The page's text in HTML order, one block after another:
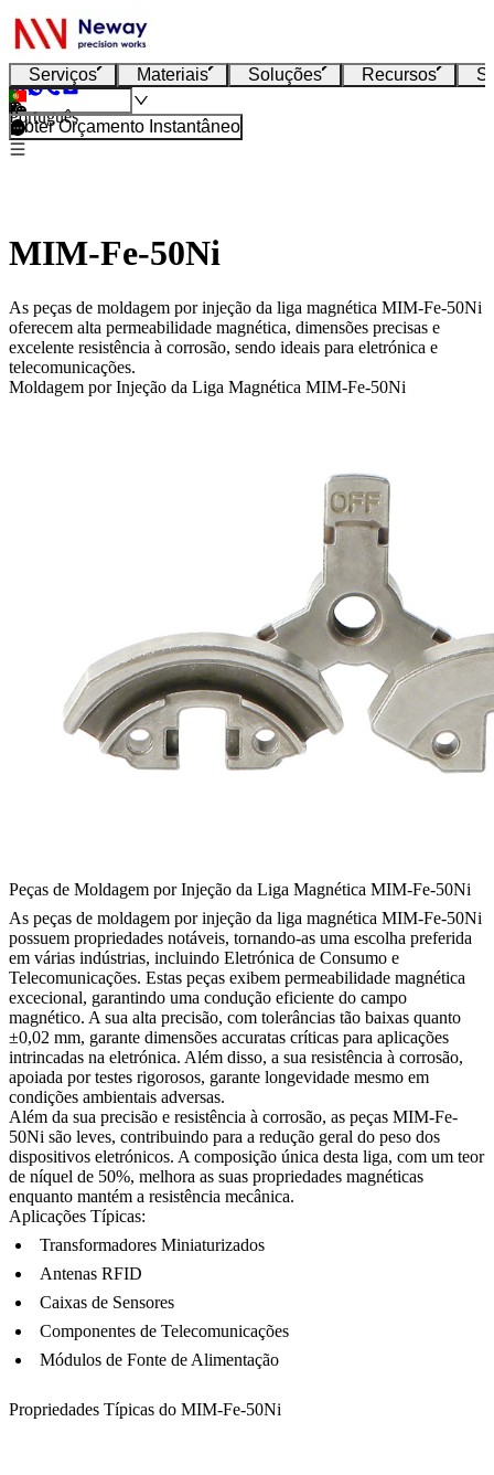
Serviços Materiais Soluções Recursos
Português
Obter Orçamento Instantâneo
MIM-Fe-50Ni
As peças de moldagem por injeção da liga magnética MIM-Fe-50Ni
oferecem alta permeabilidade magnética, dimensões precisas e
excelente resistência à corrosão, sendo ideais para eletrónica e
telecomunicações.
Moldagem por Injeção da Liga Magnética MIM-Fe-50Ni
Peças de Moldagem por Injeção da Liga Magnética MIM-Fe-50Ni
As peças de moldagem por injeção da liga magnética MIM-Fe-50Ni
possuem propriedades notáveis, tornando-as uma escolha preferida
em várias indústrias, incluindo Eletrónica de Consumo e
Telecomunicações. Estas peças exibem permeabilidade magnética
excecional, garantindo uma condução eficiente do campo
magnético. A sua alta precisão, com tolerâncias tão baixas quanto
±0,02 mm, garante dimensões accuratas críticas para aplicações
intrincadas na eletrónica. Além disso, a sua resistência à corrosão,
apoiada por testes rigorosos, garante longevidade mesmo em
condições ambientais adversas.
Além da sua precisão e resistência à corrosão, as peças MIM-Fe-
50Ni são leves, contribuindo para a redução geral do peso dos
dispositivos eletrónicos. A composição única desta liga, com um teor
de níquel de 50%, melhora as suas propriedades magnéticas
enquanto mantém a resistência mecânica.
Aplicações Típicas:
Transformadores Miniaturizados
Antenas RFID
Caixas de Sensores
Componentes de Telecomunicações
Módulos de Fonte de Alimentação
Propriedades Típicas do MIM-Fe-50Ni